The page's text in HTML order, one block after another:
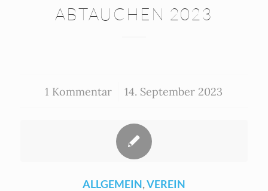
ABTAUCHEN 2023
1 Kommentar
/ 14. September 2023
ALLGEMEIN,VEREIN